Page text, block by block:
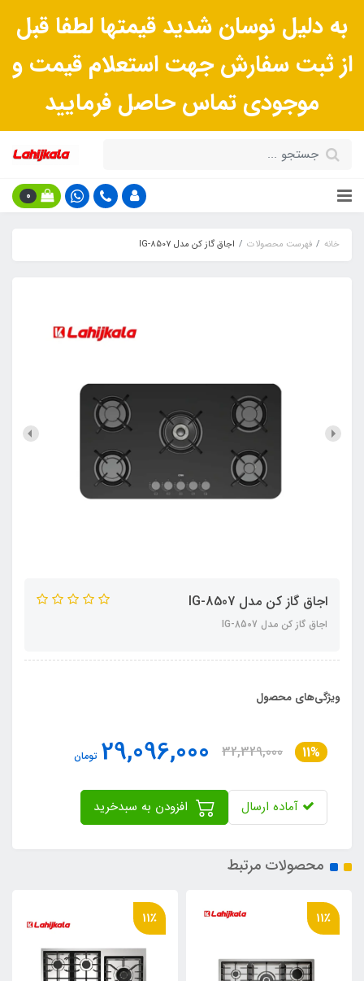
به دلیل نوسان شدید قیمتها لطفا قبل
از ثبت سفارش جهت استعلام قیمت و
موجودی تماس حاصل فرمایید
0
خانه فهرست محصولات اجاق گاز کن مدل IG-8507
اجاق گاز کن مدل IG-8507
اجاق گاز کن مدل IG-8507
ویژگی‌های محصول
11%
32,329,000
29,096,000 تومان
آماده ارسال
محصولات مرتبط
11٪ 11٪